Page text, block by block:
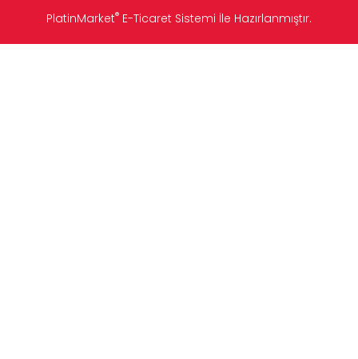
PlatinMarket® E-Ticaret Sistemi İle Hazırlanmıştır.